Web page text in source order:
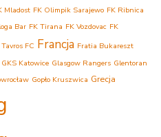
Mladost FK Olimpik Sarajewo FK Ribnica
Bar FK Tirana FK Vozdovac FK
FC Francja Fratia Bukareszt
GKS Katowice Glasgow Rangers Glentoran
Gopło Kruszwica Grecja